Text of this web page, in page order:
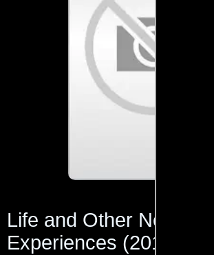
Life and Other Near-
Experiences (2010)